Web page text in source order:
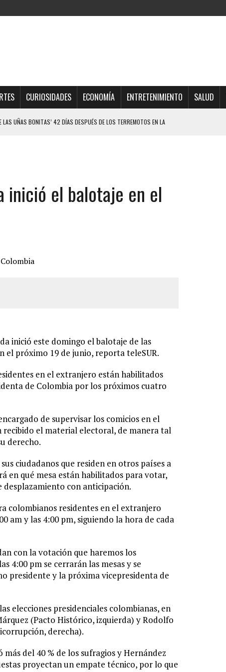
CURIOSIDADES ECONOMÍA ENTRETENIMIENTO SALUD
HALLARON EL CUERPO DENTRO DE SU CASA
TRAGEDIA FAMILIAR
DE 13 AÑOS TRAS ABUSAR DE ELLA
TRAS LOS TERREMOTOS: CAYERON DESDE EL PISO NUEVE DEL
PRIMA Y A OTRO FAMILIAR EN BOLÍVAR
DÍAS DESPUÉS DE LOS TERREMOTOS EN LA GUAIRA
inició el balotaje en el
inició este domingo el balotaje de las
el próximo 19 de junio, reporta teleSUR.
en el extranjero están habilitados
de Colombia por los próximos cuatro
de supervisar los comicios en el
recibido el material electoral, de manera tal
derecho.
ciudadanos que residen en otros países a
en qué mesa están habilitados para votar,
desplazamiento con anticipación.
colombianos residentes en el extranjero
am y las 4:00 pm, siguiendo la hora de cada
con la votación que haremos los
4:00 pm se cerrarán las mesas y se
presidente y la próxima vicepresidenta de
elecciones presidenciales colombianas, en
(Pacto Histórico, izquierda) y Rodolfo
derecha).
del 40 % de los sufragios y Hernández
proyectan un empate técnico, por lo que